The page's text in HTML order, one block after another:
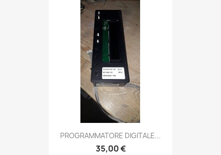
PROGRAMMATORE DIGITALE...
35,00 €